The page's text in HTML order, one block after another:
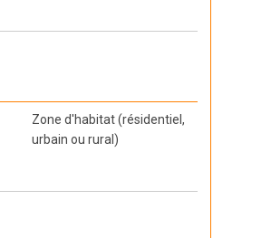
Zone d'habitat (résidentiel,
urbain ou rural)